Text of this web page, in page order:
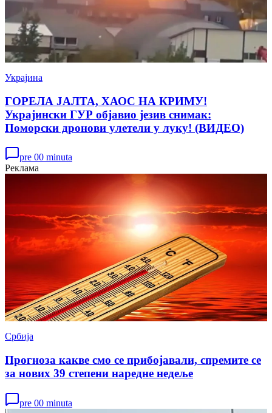
Украјина
ГОРЕЛА ЈАЛТА, ХАОС НА КРИМУ!
Украјински ГУР објавио језив снимак:
Поморски дронови улетели у луку! (ВИДЕО)
pre 00 minuta
Реклама
Србија
Прогноза какве смо се прибојавали, спремите се
за нових 39 степени наредне недеље
pre 00 minuta